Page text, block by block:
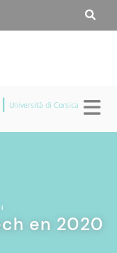
Università di Corsica
|
en 2020